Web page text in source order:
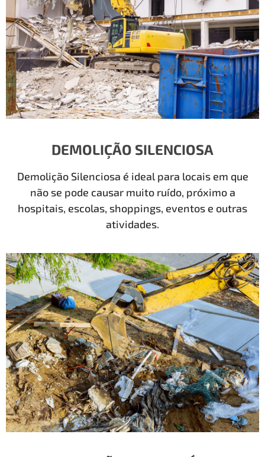
DEMOLIÇÃO SILENCIOSA
Demolição Silenciosa é ideal para locais em que
não se pode causar muito ruído, próximo a
hospitais, escolas, shoppings, eventos e outras
atividades.